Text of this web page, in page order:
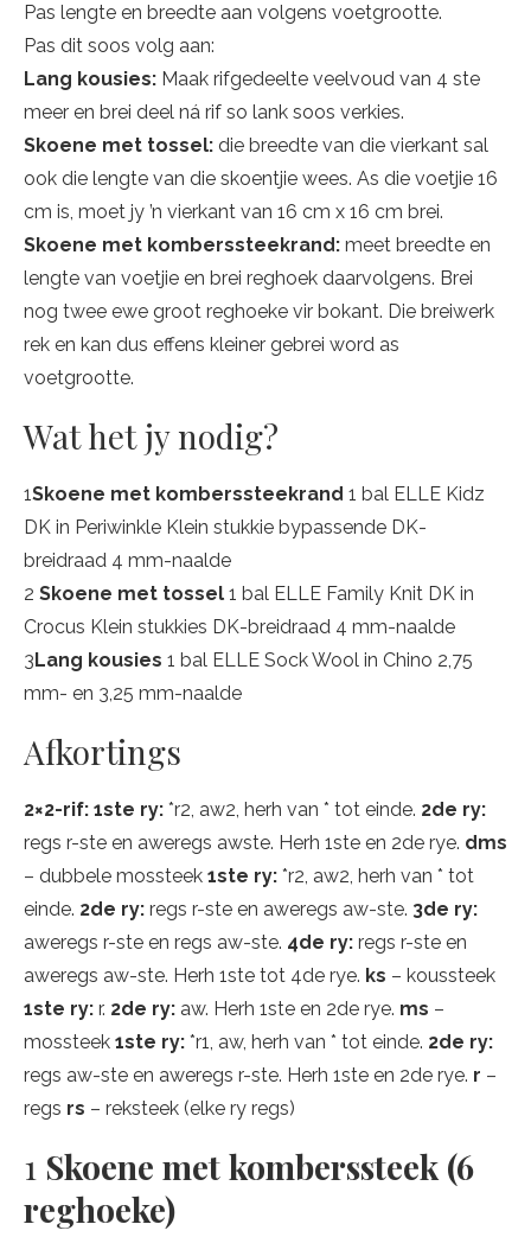
Pas lengte en breedte aan volgens voetgrootte.
Pas dit soos volg aan:
Lang kousies: Maak rifgedeelte veelvoud van 4 ste
meer en brei deel ná rif so lank soos verkies.
Skoene met tossel: die breedte van die vierkant sal
ook die lengte van die skoentjie wees. As die voetjie 16
cm is, moet jy ’n vierkant van 16 cm x 16 cm brei.
Skoene met komberssteekrand: meet breedte en
lengte van voetjie en brei reghoek daarvolgens. Brei
nog twee ewe groot reghoeke vir bokant. Die breiwerk
rek en kan dus effens kleiner gebrei word as
voetgrootte.
Wat het jy nodig?
1Skoene met komberssteekrand 1 bal ELLE Kidz
DK in Periwinkle Klein stukkie bypassende DK-
breidraad 4 mm-naalde
2 Skoene met tossel 1 bal ELLE Family Knit DK in
Crocus Klein stukkies DK-breidraad 4 mm-naalde
3Lang kousies 1 bal ELLE Sock Wool in Chino 2,75
mm- en 3,25 mm-naalde
Afkortings
2×2-rif: 1ste ry: *r2, aw2, herh van * tot einde. 2de ry:
regs r-ste en aweregs awste. Herh 1ste en 2de rye. dms
– dubbele mossteek 1ste ry: *r2, aw2, herh van * tot
einde. 2de ry: regs r-ste en aweregs aw-ste. 3de ry:
aweregs r-ste en regs aw-ste. 4de ry: regs r-ste en
aweregs aw-ste. Herh 1ste tot 4de rye. ks – koussteek
1ste ry: r. 2de ry: aw. Herh 1ste en 2de rye. ms –
mossteek 1ste ry: *r1, aw, herh van * tot einde. 2de ry:
regs aw-ste en aweregs r-ste. Herh 1ste en 2de rye. r –
regs rs – reksteek (elke ry regs)
1 Skoene met komberssteek (6
reghoeke)